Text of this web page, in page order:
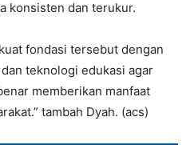
konsisten dan terukur.
fondasi tersebut dengan
teknologi edukasi agar
memberikan manfaat
tambah Dyah. (acs)